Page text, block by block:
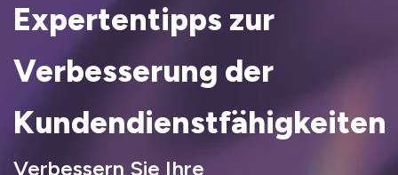
Expertentipps zur
Verbesserung der
Kundendienstfähigkeiten
Verbessern Sie Ihre